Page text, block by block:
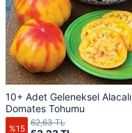
10+ Adet Geleneksel Alacalı
Domates Tohumu
%15
62,63 TL